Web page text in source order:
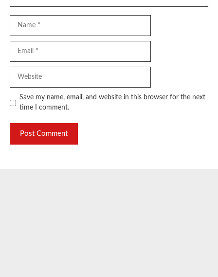
Save my name, email, and website in this browser for the next
time I comment.